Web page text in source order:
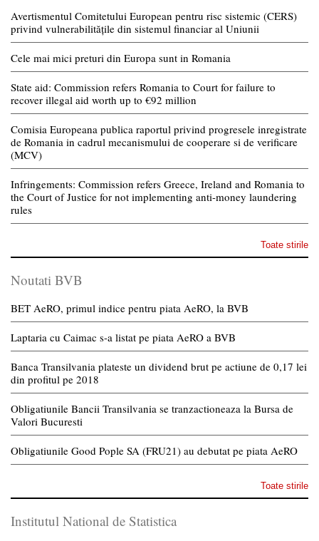
Avertismentul Comitetului European pentru risc sistemic (CERS)
privind vulnerabilitățile din sistemul financiar al Uniunii
Cele mai mici preturi din Europa sunt in Romania
State aid: Commission refers Romania to Court for failure to
recover illegal aid worth up to €92 million
Comisia Europeana publica raportul privind progresele inregistrate
de Romania in cadrul mecanismului de cooperare si de verificare
(MCV)
Infringements: Commission refers Greece, Ireland and Romania to
the Court of Justice for not implementing anti-money laundering
rules
Toate stirile
Noutati BVB
BET AeRO, primul indice pentru piata AeRO, la BVB
Laptaria cu Caimac s-a listat pe piata AeRO a BVB
Banca Transilvania plateste un dividend brut pe actiune de 0,17 lei
din profitul pe 2018
Obligatiunile Bancii Transilvania se tranzactioneaza la Bursa de
Valori Bucuresti
Obligatiunile Good Pople SA (FRU21) au debutat pe piata AeRO
Toate stirile
Institutul National de Statistica